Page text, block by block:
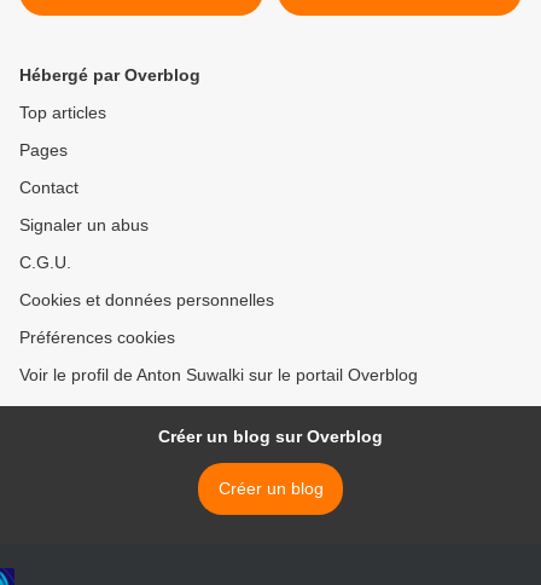
Hébergé par Overblog
Top articles
Pages
Contact
Signaler un abus
C.G.U.
Cookies et données personnelles
Préférences cookies
Voir le profil de Anton Suwalki sur le portail Overblog
Créer un blog sur Overblog
Créer un blog